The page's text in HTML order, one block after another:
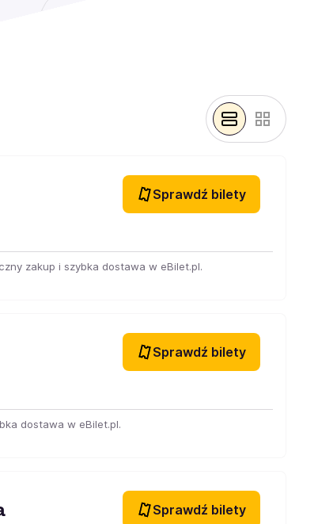
Sprawdź bilety
zakup i szybka dostawa w eBilet.pl.
Sprawdź bilety
dostawa w eBilet.pl.
Sprawdź bilety